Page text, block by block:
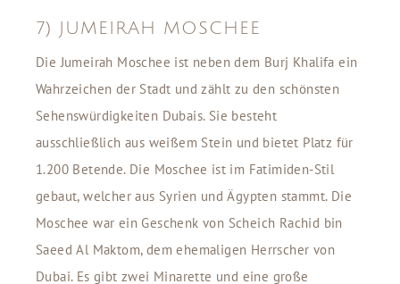
7) JUMEIRAH MOSCHEE
Die Jumeirah Moschee ist neben dem Burj Khalifa ein
Wahrzeichen der Stadt und zählt zu den schönsten
Sehenswürdigkeiten Dubais. Sie besteht
ausschließlich aus weißem Stein und bietet Platz für
1.200 Betende. Die Moschee ist im Fatimiden-Stil
gebaut, welcher aus Syrien und Ägypten stammt. Die
Moschee war ein Geschenk von Scheich Rachid bin
Saeed Al Maktom, dem ehemaligen Herrscher von
Dubai. Es gibt zwei Minarette und eine große